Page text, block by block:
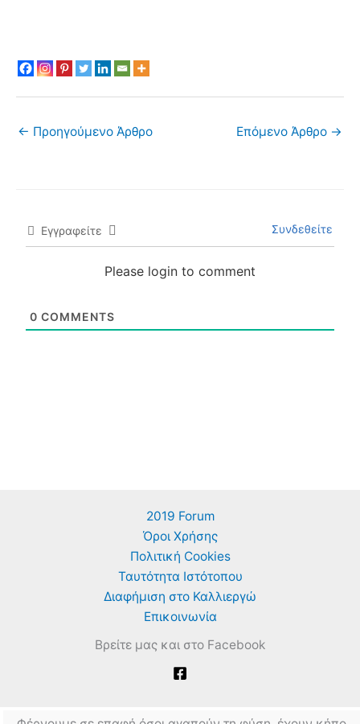
← Προηγούμενο Άρθρο Επόμενο Άρθρο →
Εγγραφείτε Συνδεθείτε
Please login to comment
0 COMMENTS
2019 Forum
Όροι Χρήσης
Πολιτική Cookies
Ταυτότητα Ιστότοπου
Διαφήμιση στο Καλλιεργώ
Επικοινωνία
Βρείτε μας και στο Facebook